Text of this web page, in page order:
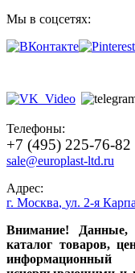
Мы в соцсетях:
Телефоны:
+7 (495) 225-76-82
sale@europlast-ltd.ru
Адрес:
г. Москва, ул. 2-я
Внимание! Данные,
каталог товаров,